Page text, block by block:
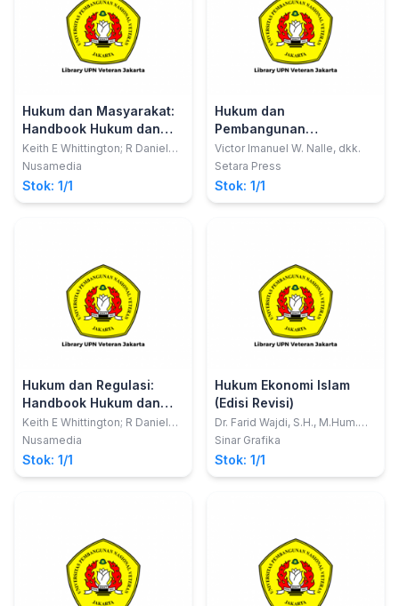
Hukum dan Masyarakat:
Handbook Hukum dan
Politik
Keith E Whittington; R Daniel
Kelemen; Gregory A Caldeira
Nusamedia
Stok: 1/1
Hukum dan
Pembangunan
Berkelanjutan di
Indonesia
Victor Imanuel W. Nalle, dkk.
Setara Press
Stok: 1/1
Hukum dan Regulasi:
Handbook Hukum dan
Politik
Keith E Whittington; R Daniel
Kelemen; Gregory A Caldeira
Nusamedia
Stok: 1/1
Hukum Ekonomi Islam
(Edisi Revisi)
Dr. Farid Wajdi, S.H., M.Hum.
dan Dr. Suhrawardi K. Lubis,
Sinar Grafika
Stok: 1/1